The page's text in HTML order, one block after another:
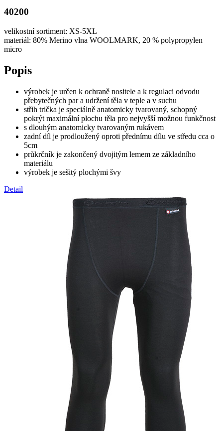
40200
velikostní sortiment: XS-5XL
materiál: 80% Merino vlna WOOLMARK, 20 % polypropylen
micro
Popis
výrobek je určen k ochraně nositele a k regulaci odvodu
přebytečných par a udržení těla v teple a v suchu
střih trička je speciálně anatomicky tvarovaný, schopný
pokrýt maximální plochu těla pro nejvyšší možnou funkčnost
s dlouhým anatomicky tvarovaným rukávem
zadní díl je prodloužený oproti přednímu dílu ve středu cca o
5cm
průkrčník je zakončený dvojitým lemem ze základního
materiálu
výrobek je sešitý plochými švy
Detail